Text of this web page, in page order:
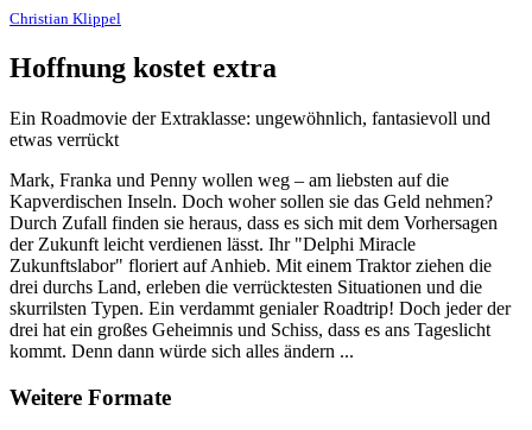
Christian Klippel
Hoffnung kostet extra
Ein Roadmovie der Extraklasse: ungewöhnlich, fantasievoll und
etwas verrückt
Mark, Franka und Penny wollen weg – am liebsten auf die
Kapverdischen Inseln. Doch woher sollen sie das Geld nehmen?
Durch Zufall finden sie heraus, dass es sich mit dem Vorhersagen
der Zukunft leicht verdienen lässt. Ihr "Delphi Miracle
Zukunftslabor" floriert auf Anhieb. Mit einem Traktor ziehen die
drei durchs Land, erleben die verrücktesten Situationen und die
skurrilsten Typen. Ein verdammt genialer Roadtrip! Doch jeder der
drei hat ein großes Geheimnis und Schiss, dass es ans Tageslicht
kommt. Denn dann würde sich alles ändern ...
Weitere Formate